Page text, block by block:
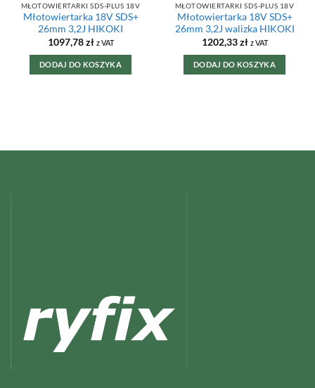
MŁOTOWIERTARKI SDS-PLUS 18V
Młotowiertarka 18V SDS+
26mm 3,2J HIKOKI
1097,78zł z VAT
DODAJ DO KOSZYKA
MŁOTOWIERTARKI SDS-PLUS 18V
Młotowiertarka 18V SDS+
26mm 3,2J walizka HIKOKI
1202,33zł z VAT
DODAJ DO KOSZYKA